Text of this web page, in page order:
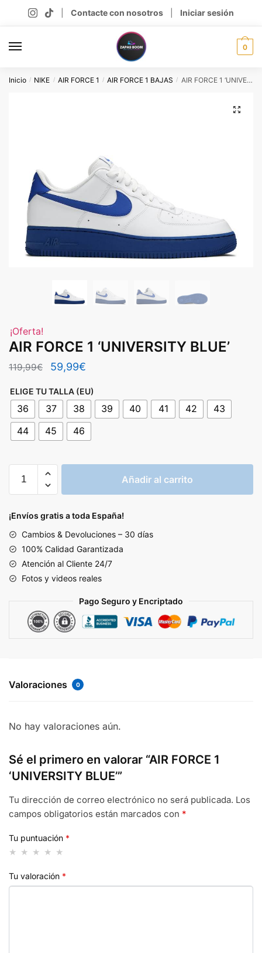
Contacte con nosotros Iniciar sesión
0
Inicio / NIKE / AIR FORCE 1 / AIR FORCE 1 BAJAS / AIR FORCE 1 ‘UNIVERSITY BLUE’
🔍
¡Oferta!
AIR FORCE 1 ‘UNIVERSITY BLUE’
119,99€
El
original
era:
119,99€.
59,99€
actual
es:
ELIGE TU TALLA (EU)
36 37 38 39 40 41 42
43
44
45 46
FORCE
'UNIVERSITY
cantidad
Añadir al carrito
¡Envíos gratis a toda España!
Cambios & Devoluciones – 30 días
100% Calidad Garantizada
Atención al Cliente 24/7
Fotos y videos reales
Pago Seguro y Encriptado
Valoraciones 0
No hay valoraciones aún.
Sé el primero en valorar “AIR FORCE 1
‘UNIVERSITY BLUE’”
Tu dirección de correo electrónico no será publicada. Los
campos obligatorios están marcados con *
Tu puntuación *
Tu valoración *